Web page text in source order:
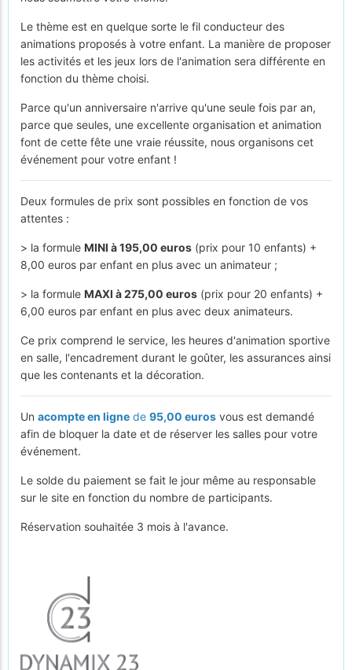
Le thème est en quelque sorte le fil conducteur des
animations proposés à votre enfant. La manière de proposer
les activités et les jeux lors de l'animation sera différente en
fonction du thème choisi.
Parce qu'un anniversaire n'arrive qu'une seule fois par an,
parce que seules, une excellente organisation et animation
font de cette fête une vraie réussite, nous organisons cet
événement pour votre enfant !
Deux formules de prix sont possibles en fonction de vos
attentes :
> la formule MINI à 195,00 euros (prix pour 10 enfants) +
8,00 euros par enfant en plus avec un animateur ;
> la formule MAXI à 275,00 euros (prix pour 20 enfants) +
6,00 euros par enfant en plus avec deux animateurs.
Ce prix comprend le service, les heures d'animation sportive
en salle, l'encadrement durant le goûter, les assurances ainsi
que les contenants et la décoration.
Un acompte en ligne de 95,00 euros vous est demandé
afin de bloquer la date et de réserver les salles pour votre
événement.
Le solde du paiement se fait le jour même au responsable
sur le site en fonction du nombre de participants.
Réservation souhaitée 3 mois à l'avance.